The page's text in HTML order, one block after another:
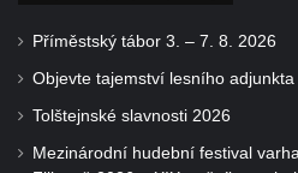
Příměstský tábor 3. – 7. 8. 2026
Objevte tajemství lesního
Tolštejnské slavnosti 2026
Mezinárodní hudební festival